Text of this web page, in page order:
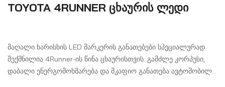
TOYOTA 4RUNNER ცხაურის ლედი
მაღალი ხარისხის LED მარკერის განათებები სპეციალურად
შექმნილია 4Runner-ის წინა ცხაურისთვის. გამძლე კორპუსი,
დაბალი ენერგომოხმარება და მკაფიო განათება ავტომობილს